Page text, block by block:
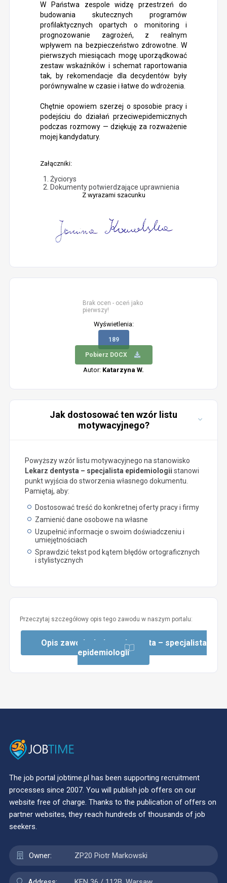
W Państwa zespole widzę przestrzeń do
budowania skutecznych programów
profilaktycznych opartych o monitoring i
prognozowanie zagrożeń, z realnym
wpływem na bezpieczeństwo zdrowotne. W
pierwszych miesiącach mogę uporządkować
zestaw wskaźników i schemat raportowania
tak, by rekomendacje dla decydentów były
porównywalne w czasie i łatwe do wdrożenia.
Chętnie opowiem szerzej o sposobie pracy i
podejściu do działań przeciwepidemicznych
podczas rozmowy — dziękuję za rozważenie
mojej kandydatury.
Załączniki:
Życiorys
Dokumenty potwierdzające uprawnienia
Z wyrazami szacunku
Brak ocen - oceń jako
pierwszy!
Wyświetlenia:
189
Pobierz DOCX
Autor: Katarzyna W.
Jak dostosować ten wzór listu
motywacyjnego?
Powyższy wzór listu motywacyjnego na stanowisko
Lekarz dentysta – specjalista epidemiologii stanowi
punkt wyjścia do stworzenia własnego dokumentu.
Pamiętaj, aby:
Dostosować treść do konkretnej oferty pracy i firmy
Zamienić dane osobowe na własne
Uzupełnić informacje o swoim doświadczeniu i
umiejętnościach
Sprawdzić tekst pod kątem błędów ortograficznych
i stylistycznych
Przeczytaj szczegółowy opis tego zawodu w naszym portalu:
Opis zawodu: Lekarz dentysta – specjalista
epidemiologii
The job portal jobtime.pl has been supporting recruitment
processes since 2007. You will publish job offers on our
website free of charge. Thanks to the publication of offers on
partner websites, they reach hundreds of thousands of job
seekers.
Owner: ZP20 Piotr Markowski